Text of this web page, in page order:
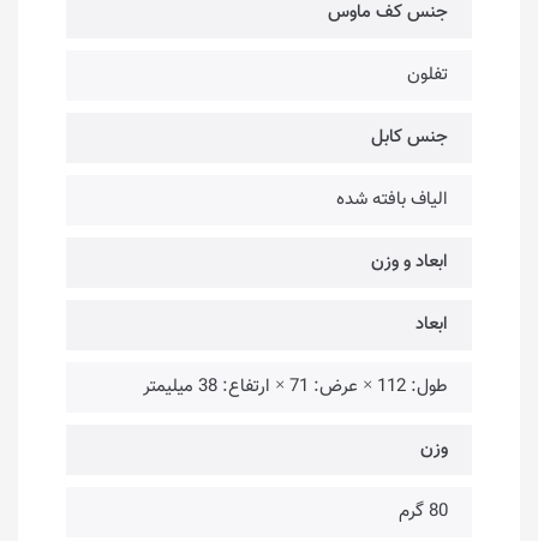
جنس کف ماوس
تفلون
جنس کابل
الیاف بافته شده
ابعاد و وزن
ابعاد
طول: 112 × عرض: 71 × ارتفاع: 38 میلیمتر
وزن
80 گرم